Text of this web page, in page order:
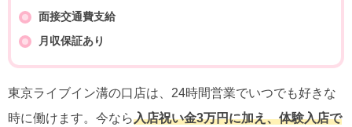
面接交通費支給
月収保証あり
東京ライブイン溝の口店は、24時間営業でいつでも好きな
時に働けます。今なら入店祝い金3万円に加え、体験入店で